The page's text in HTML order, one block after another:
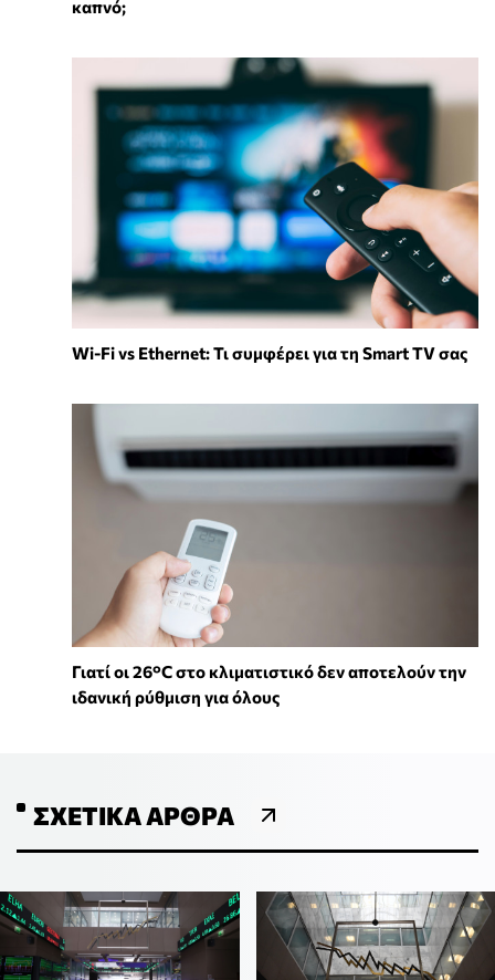
καπνό;
Wi-Fi vs Ethernet: Τι συμφέρει για τη Smart TV σας
Γιατί οι 26°C στο κλιματιστικό δεν αποτελούν την
ιδανική ρύθμιση για όλους
ΣΧΕΤΙΚΆ ΆΡΘΡΑ